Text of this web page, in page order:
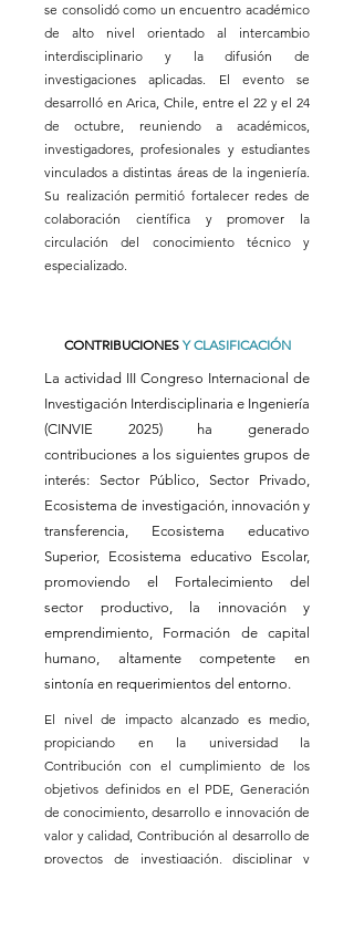
se consolidó como un encuentro académico
de alto nivel orientado al intercambio
interdisciplinario y la difusión de
investigaciones aplicadas. El evento se
desarrolló en Arica, Chile, entre el 22 y el 24
de octubre, reuniendo a académicos,
investigadores, profesionales y estudiantes
vinculados a distintas áreas de la ingeniería.
Su realización permitió fortalecer redes de
colaboración científica y promover la
circulación del conocimiento técnico y
especializado.
CONTRIBUCIONES Y CLASIFICACIÓN
La actividad III Congreso Internacional de
Investigación Interdisciplinaria e Ingeniería
(CINVIE 2025) ha generado
contribuciones a los siguientes grupos de
interés: Sector Público, Sector Privado,
Ecosistema de investigación, innovación y
transferencia, Ecosistema educativo
Superior, Ecosistema educativo Escolar,
promoviendo el Fortalecimiento del
sector productivo, la innovación y
emprendimiento, Formación de capital
humano, altamente competente en
sintonía en requerimientos del entorno.
El nivel de impacto alcanzado es medio,
propiciando en la universidad la
Contribución con el cumplimiento de los
objetivos definidos en el PDE, Generación
de conocimiento, desarrollo e innovación de
valor y calidad, Contribución al desarrollo de
proyectos de investigación, disciplinar y